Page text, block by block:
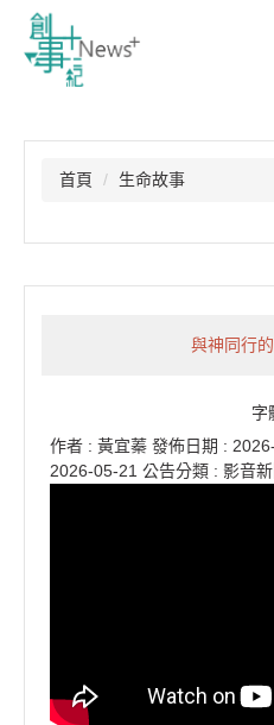
容
首頁 生命故事
與神同行
字
作者 : 黃宜蓁 發佈日期 :
2026-05-21 公告分類 : 影音